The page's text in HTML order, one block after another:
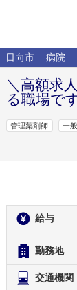
日向市 病院
＼高額求
る職場で
管理薬剤師 一
給与
勤務地
交通機関